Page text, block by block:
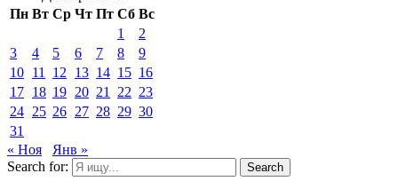
Пн Вт Ср Чт Пт Сб Вс
1
2
3
4 5 6 7 8
9
10 11 12 13 14 15 16
17 18 19 20 21 22 23
24 25 26 27 28 29 30
31
« Ноя
Янв »
Search for:
Search